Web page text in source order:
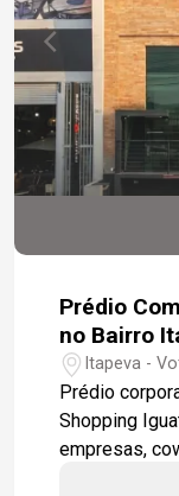
busca
seguro em
Prédio
no Bairro
Itapeva -
Prédio
Shopping
empresas,